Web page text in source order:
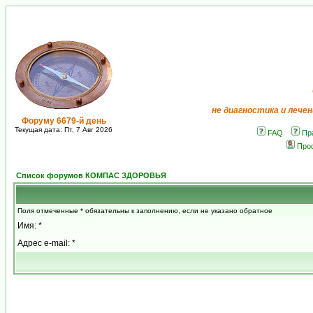
Форуму 6679-й день
Текущая дата: Пт, 7 Авг 2026
не диагностика и
FAQ
Список форумов КОМПАС ЗДОРОВЬЯ
Поля отмеченные * обязательны к заполнению, если не указано обратное
Имя: *
Адрес e-mail: *